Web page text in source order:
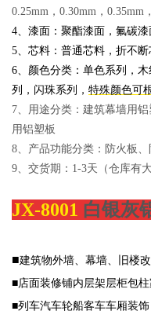
0.25mm，0.30mm，0.35mm
4、漆面：聚酯漆面，氟碳
5、芯料：普通芯料，折不断
6、颜色分类：单色系列，
列，闪珠系列， 特殊颜色可
7、用途分类：建筑幕墙用
用铝塑板
8、产品功能分类：防火板
9、交货期：1-3天（仓库有
JX-8001 白银灰
■建筑物外墙、幕墙、旧楼
■店面装修铺内层架层柜包
■列车汽车轮船客车车厢装饰